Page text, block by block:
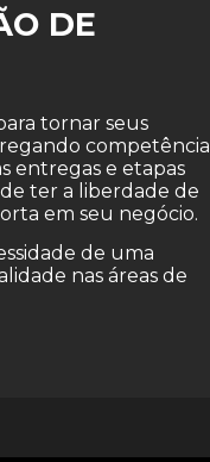
DE
tornar seus
competência
entregas e etapas
ter a liberdade de
em seu negócio.
de uma
nas áreas de